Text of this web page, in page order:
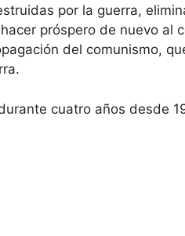
por la guerra,
próspero de nuevo al
del comunismo,
cuatro años desde